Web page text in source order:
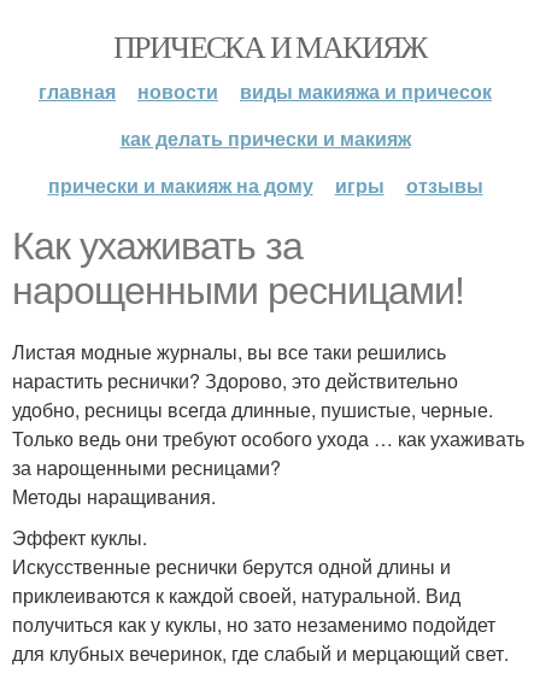
ПРИЧЕСКА И МАКИЯЖ
главная новости
виды макияжа и причесок
как делать прически и макияж
прически и макияж на дому
игры отзывы
Как ухаживать за
нарощенными ресницами!
Листая модные журналы, вы все таки решились
нарастить реснички? Здорово, это действительно
удобно, ресницы всегда длинные, пушистые, черные.
Только ведь они требуют особого ухода … как ухаживать
за нарощенными ресницами?
Методы наращивания.
Эффект куклы.
Искусственные реснички берутся одной длины и
приклеиваются к каждой своей, натуральной. Вид
получиться как у куклы, но зато незаменимо подойдет
для клубных вечеринок, где слабый и мерцающий свет.